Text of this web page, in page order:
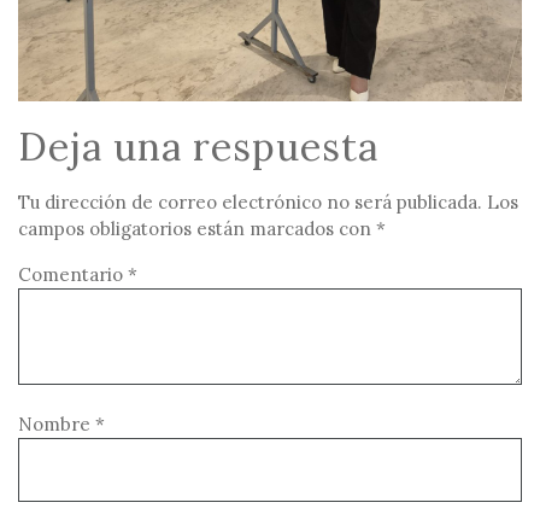
Deja una respuesta
Tu dirección de correo electrónico no será publicada. Los
campos obligatorios están marcados con *
Comentario *
Nombre *